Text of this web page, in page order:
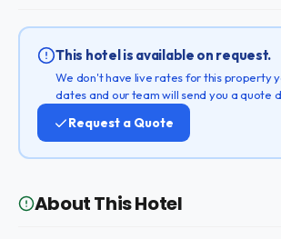
This hotel is available on request.
We don't have live rates for this property
dates and our team will send you a quote
Request a Quote
About This Hotel